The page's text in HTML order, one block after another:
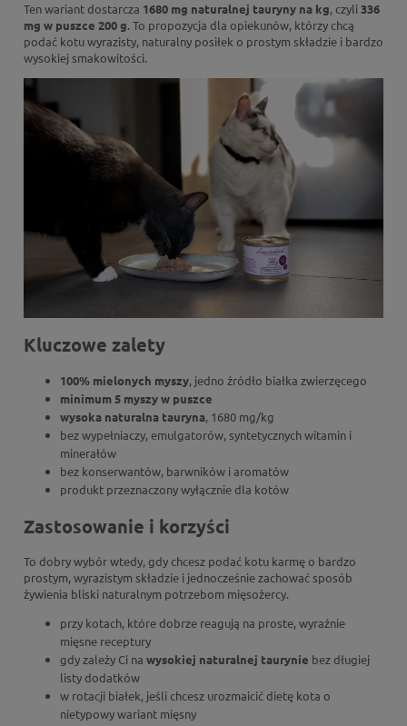
Ten wariant dostarcza 1680 mg naturalnej tauryny na kg, czyli 336
mg w puszce 200 g. To propozycja dla opiekunów, którzy chcą
podać kotu wyrazisty, naturalny posiłek o prostym składzie i bardzo
wysokiej smakowitości.
Kluczowe zalety
100% mielonych myszy, jedno źródło białka zwierzęcego
minimum 5 myszy w puszce
wysoka naturalna tauryna, 1680 mg/kg
bez wypełniaczy, emulgatorów, syntetycznych witamin i
minerałów
bez konserwantów, barwników i aromatów
produkt przeznaczony wyłącznie dla kotów
Zastosowanie i korzyści
To dobry wybór wtedy, gdy chcesz podać kotu karmę o bardzo
prostym, wyrazistym składzie i jednocześnie zachować sposób
żywienia bliski naturalnym potrzebom mięsożercy.
przy kotach, które dobrze reagują na proste, wyraźnie
mięsne receptury
gdy zależy Ci na wysokiej naturalnej taurynie bez długiej
listy dodatków
w rotacji białek, jeśli chcesz urozmaicić dietę kota o
nietypowy wariant mięsny